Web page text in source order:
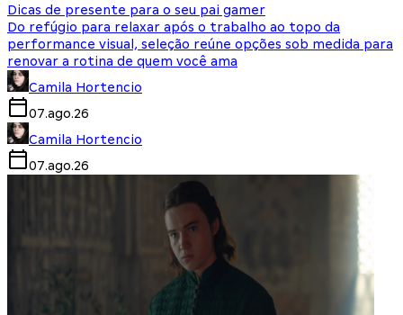
Dicas de presente para o seu pai gamer
Do refúgio para relaxar após o trabalho ao topo da
performance visual, seleção reúne opções sob medida para
renovar a rotina de quem você ama
Camila Hortencio
07.ago.26
Camila Hortencio
07.ago.26